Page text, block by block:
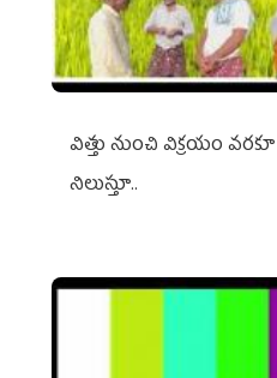
విత్తు నుంచి విక్రయం
నిలుస్తూ..